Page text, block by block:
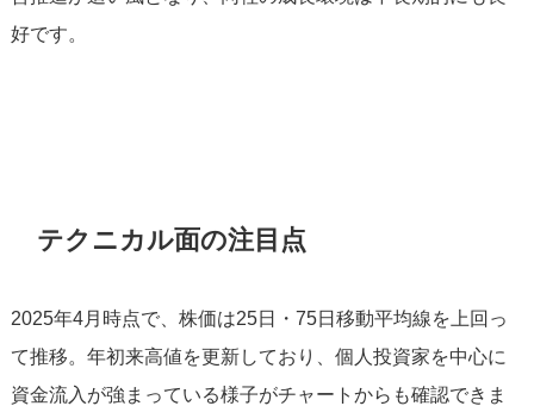
好です。
テクニカル面の注目点
2025年4月時点で、株価は25日・75日移動平均線を上回っ
て推移。年初来高値を更新しており、個人投資家を中心に
資金流入が強まっている様子がチャートからも確認できま